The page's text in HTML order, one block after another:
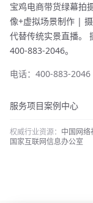
宝鸡电商带货绿幕拍
像+虚拟场景制作 |
代替传统实景直播。
400-883-2046。
电话：400-883-2046
服务项目案例中心
权威行业资源： 中国网
国家互联网信息办公室